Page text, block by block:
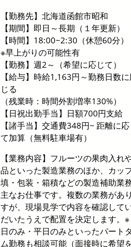
【勤務先】北海道函館市昭和
【期間】即日～長期（１年更新）
【時間】18:00~2:30（休憩60分）
※早上がりの可能性有
【勤務】週2～（希望に応じて）
【給与】時給1,163円～勤務日数
じる
（残業時：時間外割増率130%）
【日祝出勤手当】日額700円支給
【諸手当】交通費348円~ 距離に
て加算（無料駐車場有）
【業務内容】フルーツの果肉入れ
品といった製造業務のほか、カッ
填・包装・箱積などの製造補助業
主なお仕事です。複数の業務があ
すが、現場見学で内容を確認して
だいたうえで配置を決定します。
日のみ・平日のみといったパート
ム勤務も相談可能（面接時に希望